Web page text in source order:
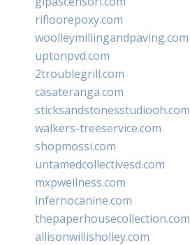
rifloorepoxy.com
woolleymillingandpaving.com
uptonpvd.com
2troublegrill.com
casateranga.com
sticksandstonesstudiooh.com
walkers-treeservice.com
shopmossi.com
untamedcollectivesd.com
mxpwellness.com
infernocanine.com
thepaperhousecollection.com
allisonwillisholley.com